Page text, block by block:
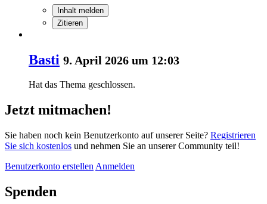
Inhalt melden
Zitieren
Basti 9. April 2026 um 12:03
Hat das Thema geschlossen.
Jetzt mitmachen!
Sie haben noch kein Benutzerkonto auf unserer Seite? Registrieren
Sie sich kostenlos und nehmen Sie an unserer Community teil!
Benutzerkonto erstellen Anmelden
Spenden